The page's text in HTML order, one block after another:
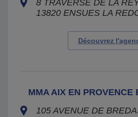
8 TRAVERSE DE LA
13820 ENSUES LA
Découvrez
MMA AIX EN PROVENCE
105 AVENUE DE